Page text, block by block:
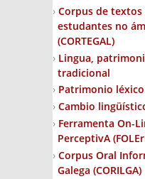
Corpus de
estudantes no
(CORTEGAL)
Lingua,
tradicional
Patrimonio
Cambio
Ferramenta On-
PerceptivA
Corpus Oral
Galega (CORILGA)